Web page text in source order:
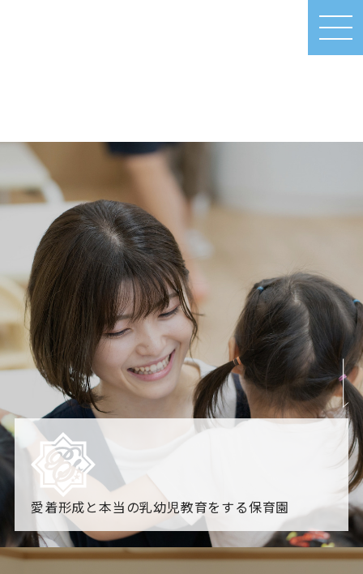
MEN
U
愛着形成と本当の乳幼児教育をする保育園
園からのお知らせ